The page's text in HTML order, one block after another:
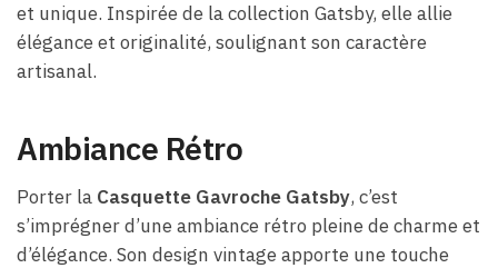
et unique. Inspirée de la collection Gatsby, elle allie
élégance et originalité, soulignant son caractère
artisanal.
Ambiance Rétro
Porter la Casquette Gavroche Gatsby, c’est
s’imprégner d’une ambiance rétro pleine de charme et
d’élégance. Son design vintage apporte une touche